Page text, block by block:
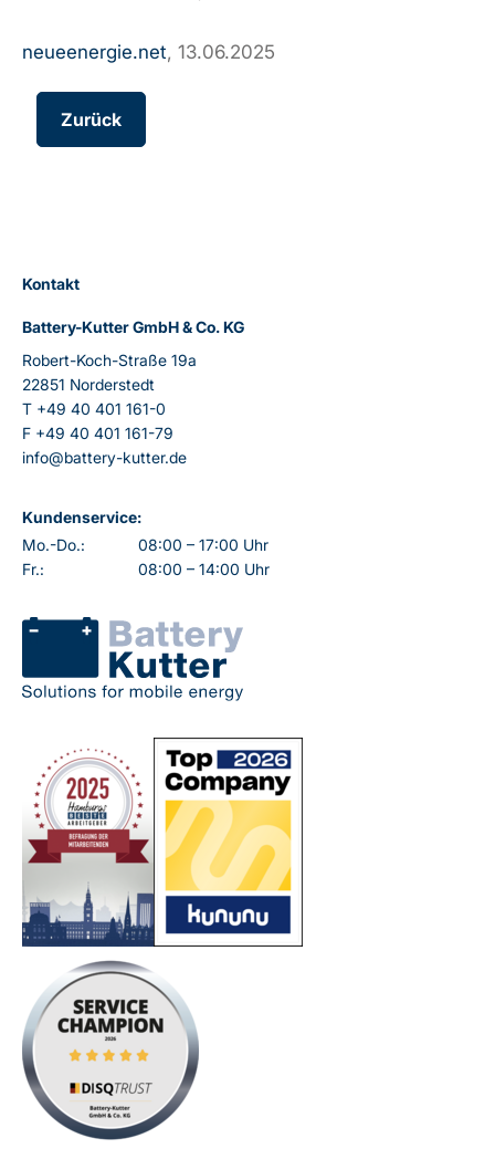
neueenergie.net, 13.06.2025
Zurück
Kontakt
Battery-Kutter GmbH & Co. KG
Robert-Koch-Straße 19a
22851 Norderstedt
T +49 40 401 161-0
F +49 40 401 161-79
info@battery-kutter.de
Kundenservice:
Mo.-Do.:
08:00 – 17:00 Uhr
Fr.:
08:00 – 14:00 Uhr